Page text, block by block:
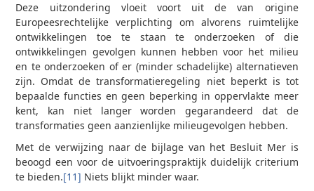
Deze uitzondering vloeit voort uit de van origine
Europeesrechtelijke verplichting om alvorens ruimtelijke
ontwikkelingen toe te staan te onderzoeken of die
ontwikkelingen gevolgen kunnen hebben voor het milieu
en te onderzoeken of er (minder schadelijke) alternatieven
zijn. Omdat de transformatieregeling niet beperkt is tot
bepaalde functies en geen beperking in oppervlakte meer
kent, kan niet langer worden gegarandeerd dat de
transformaties geen aanzienlijke milieugevolgen hebben.
Met de verwijzing naar de bijlage van het Besluit Mer is
beoogd een voor de uitvoeringspraktijk duidelijk criterium
te bieden.[11] Niets blijkt minder waar.